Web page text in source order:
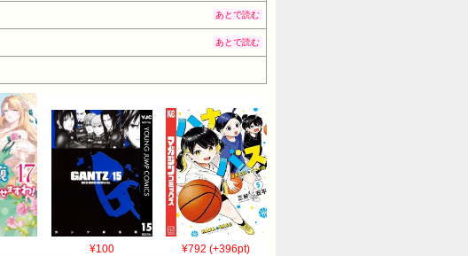
あとで読む
あとで読む
¥100 ¥792 (+396pt)